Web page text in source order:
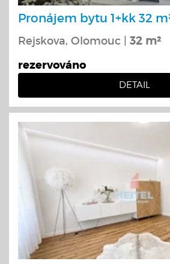
Pronájem bytu 1+kk 32
Rejskova, Olomouc | 32 m²
rezervováno
DETAIL